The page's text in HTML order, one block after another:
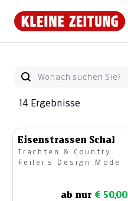
14 Ergebnisse
Eisenstrassen Schal
Trachten & Country
Feiler`s Design Mode
ab nur € 50,00